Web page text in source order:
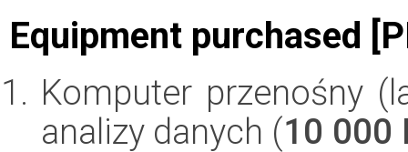
Equipment purchased
Komputer przenośny
analizy danych (10 000